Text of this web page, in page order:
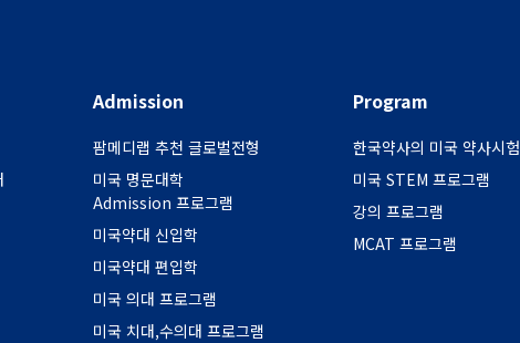
Admission
팜메디랩 추천 글로벌전형
미국 명문대학
Admission 프로그램
미국약대 신입학
미국약대 편입학
미국 의대 프로그램
미국 치대,수의대 프로그램
Program
한국약사의 미국 약사시험
미국 STEM 프로그램
강의 프로그램
MCAT 프로그램